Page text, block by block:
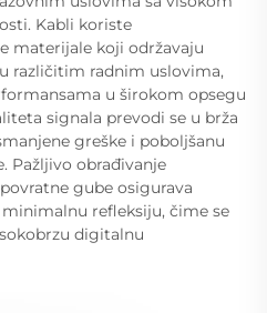
Kabli koriste
materijale koji održavaju
različitim radnim uslovima,
u širokom opsegu
signala prevodi se u brža
greške i poboljšanu
Pažljivo obrađivanje
gube osigurava
refleksiju, čime se
digitalnu